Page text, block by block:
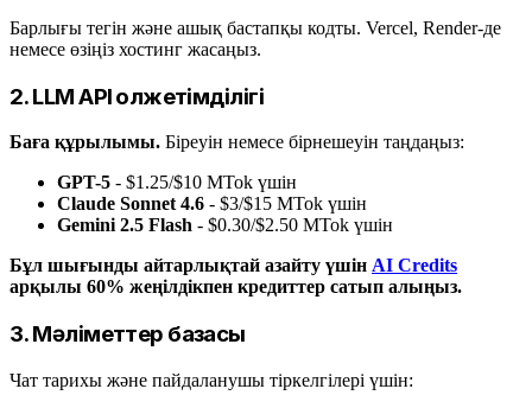
Барлығы тегін және ашық бастапқы кодты. Vercel, Render-де
немесе өзіңіз хостинг жасаңыз.
2. LLM API қолжетімділігі
Баға құрылымы. Біреуін немесе бірнешеуін таңдаңыз:
GPT-5 - $1.25/$10 MTok үшін
Claude Sonnet 4.6 - $3/$15 MTok үшін
Gemini 2.5 Flash - $0.30/$2.50 MTok үшін
Бұл шығынды айтарлықтай азайту үшін AI Credits
арқылы 60% жеңілдікпен кредиттер сатып алыңыз.
3. Мәліметтер базасы
Чат тарихы және пайдаланушы тіркелгілері үшін: